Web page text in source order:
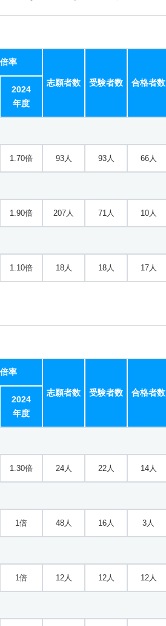
率
志願者数 受験者数 合格者数
2024
年度
1.70倍 93人 93人 66人
1.90倍 207人 71人 10人
1.10倍 18人 18人 17人
率
志願者数 受験者数 合格者数
2024
年度
1.30倍 24人 22人 14人
1倍 48人 16人 3人
1倍 12人 12人 12人